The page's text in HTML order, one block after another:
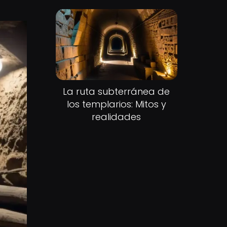
La ruta subterránea de
los templarios: Mitos y
realidades